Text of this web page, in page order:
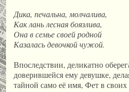
Дика, печальна, молчалива,
Как лань лесная боязлива,
Она в семье своей родной
Казалась девочкой чужой.
Впоследствии, деликатно
доверившейся ему девушке,
тайной само её имя, Фет в